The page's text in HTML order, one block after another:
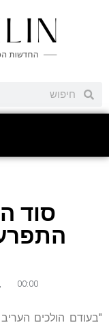
סוד
00:00
,
"בעודם הולכים